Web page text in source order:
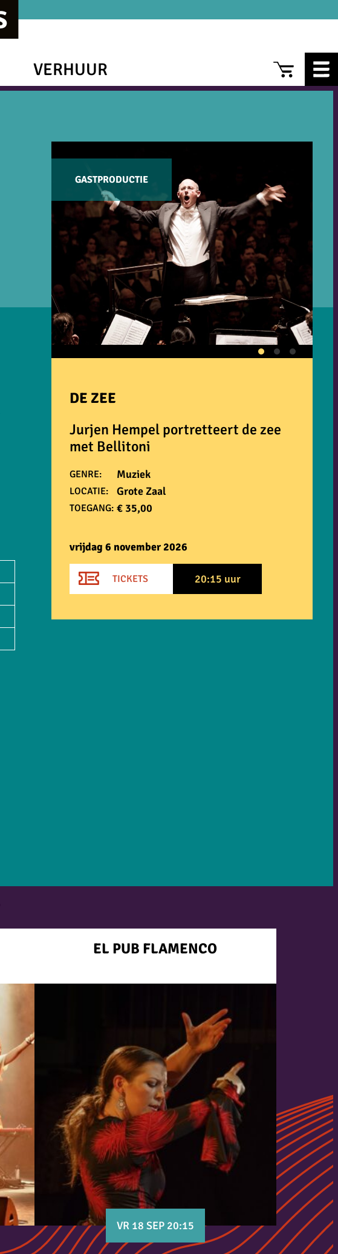
VERHUUR
GASTPRODUCTIE
DE ZEE
Jurjen Hempel portretteert de zee
met Bellitoni
GENRE: Muziek
LOCATIE: Grote Zaal
TOEGANG: € 35,00
vrijdag 6 november 2026
TICKETS 20:15 uur
EL PUB FLAMENCO
VR 18 SEP 20:15